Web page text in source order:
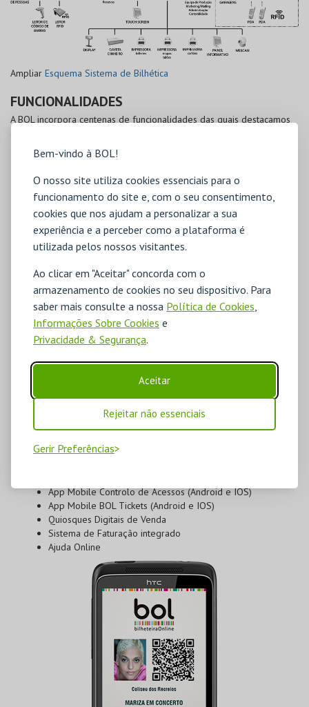
Bem-vindo à BOL!
O nosso site utiliza cookies essenciais para o
funcionamento do site e, com o seu consentimento,
cookies que nos ajudam a personalizar a sua
experiência e a perceber como a plataforma é
utilizada pelos nossos visitantes.
Ao clicar em "Aceitar" concorda com o
armazenamento de cookies no seu dispositivo. Para
saber mais consulte a nossa Política de Cookies
Informações Sobre Cookies e
Privacidade & Segurança.
Aceitar
Rejeitar não essenciais
Gerir Preferências
Ampliar Esquema Sistema de Bilhética
FUNCIONALIDADES
A BOL incorpora centenas de funcionalidades das quais destacamos
Portal de Venda na Internet
Venda de Bilhetes
Emissão de Convites
Gestão de Clientes e Mailing
Gestão de Reservas
Promoções, Concursos
Realização de Inquéritos
Mapas de Controlo de Gestão
Mapas de Apoio à Decisão
Desenho das Salas
Gestão de Espetáculos
Gestão de Vouchers
Gestão de Assinaturas, Passes e Packs
Venda de Produtos e Merchandising
Classificações Desportivas
Acreditação e Check-In
Eventos com bilhetes digitais ocultos (anti-revenda)
App Mobile Controlo de Acessos (Android e IOS)
App Mobile BOL Tickets (Android e IOS)
Quiosques Digitais de Venda
Sistema de Faturação integrado
Ajuda Online